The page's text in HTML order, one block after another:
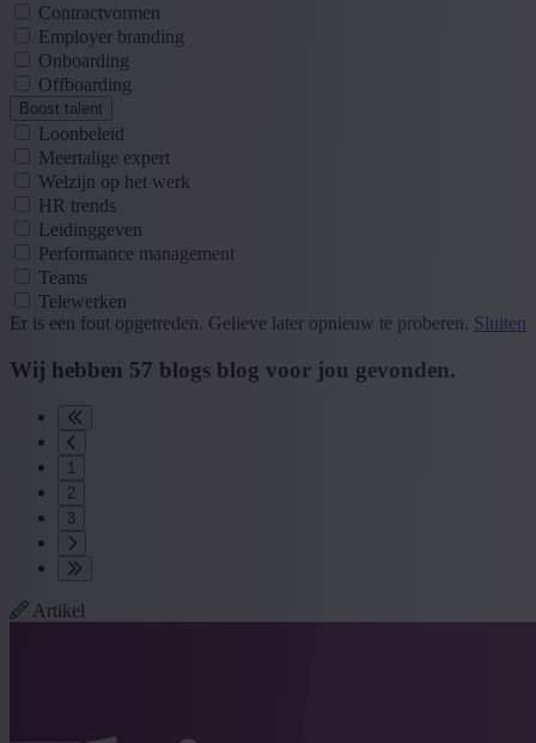
Contractvormen
Employer branding
Onboarding
Offboarding
Boost talent
Loonbeleid
Meertalige expert
Welzijn op het werk
HR trends
Leidinggeven
Performance management
Teams
Telewerken
Er is een fout opgetreden. Gelieve later opnieuw te proberen. Sluiten
Wij hebben 57 blogs blog voor jou gevonden.
1
2
3
Artikel